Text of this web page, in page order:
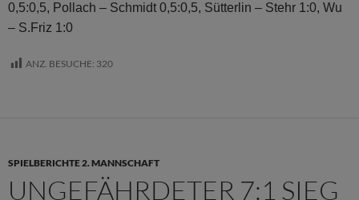
0,5:0,5, Pollach – Schmidt 0,5:0,5, Sütterlin – Stehr 1:0, Wu
– S.Friz 1:0
ANZ. BESUCHE: 320
SPIELBERICHTE 2. MANNSCHAFT
UNGEFÄHRDETER 7:1 SIEG